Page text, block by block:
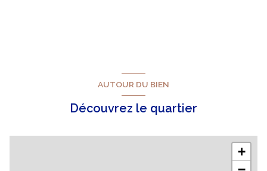
AUTOUR DU BIEN
Découvrez le quartier
+